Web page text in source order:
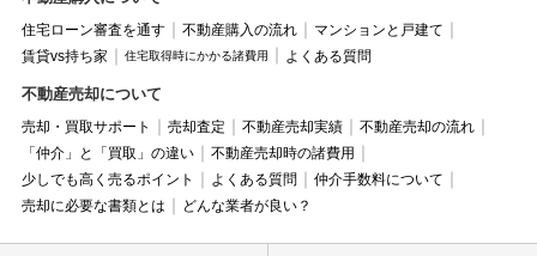
住宅ローン審査を通す 不動産購入の流れ
マンションと戸建て
賃貸vs持ち家
住宅取得時にかかる諸費用 よくある質問
不動産売却について
売却・買取サポート 売却査定 不動産売却実績
不動産売却の流れ
「仲介」と「買取」の違い
不動産売却時の諸費用
少しでも高く売るポイント
よくある質問
仲介手数料について
売却に必要な書類とは
どんな業者が良い？